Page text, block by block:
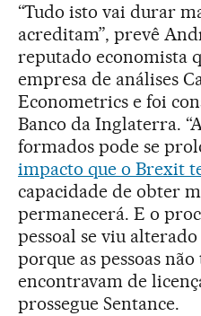
“Tudo isto vai durar
acreditam”, prevê
reputado economista
empresa de análises
Econometrics e foi
Banco da Inglaterra.
formados pode se
impacto que o Brexit
capacidade de obter
permanecerá. E o
pessoal se viu
porque as pessoas
encontravam de
prossegue Sentance.